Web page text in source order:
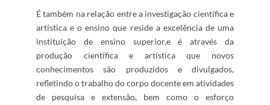
​É também na relação​ ​entre a investigação científica e
artística e o ensino que reside a excelência de uma
instituição de ensino superior,e é através da
produção científica e artística que novos
conhecimentos são produzidos e divulgados,
refletindo o trabalho do corpo docente em atividades
de pesquisa e ​​extensão, bem como o esforço